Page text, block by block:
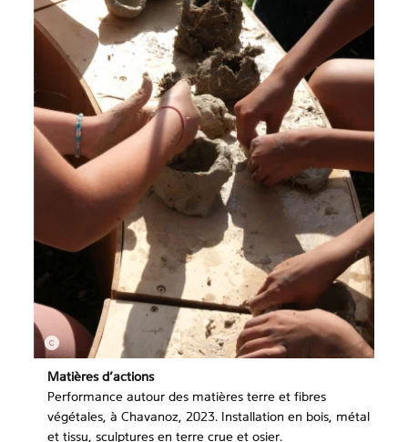
Matières d’actions
Performance autour des matières terre et fibres
végétales, à Chavanoz, 2023. Installation en bois, métal
et tissu, sculptures en terre crue et osier.